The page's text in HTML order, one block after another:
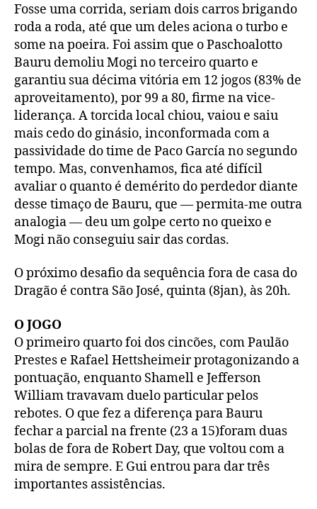
Fosse uma corrida, seriam dois carros brigando
roda a roda, até que um deles aciona o turbo e
some na poeira. Foi assim que o Paschoalotto
Bauru demoliu Mogi no terceiro quarto e
garantiu sua décima vitória em 12 jogos (83% de
aproveitamento), por 99 a 80, firme na vice-
liderança. A torcida local chiou, vaiou e saiu
mais cedo do ginásio, inconformada com a
passividade do time de Paco García no segundo
tempo. Mas, convenhamos, fica até difícil
avaliar o quanto é demérito do perdedor diante
desse timaço de Bauru, que — permita-me outra
analogia — deu um golpe certo no queixo e
Mogi não conseguiu sair das cordas.
O próximo desafio da sequência fora de casa do
Dragão é contra São José, quinta (8jan), às 20h.
O JOGO
O primeiro quarto foi dos cincões, com Paulão
Prestes e Rafael Hettsheimeir protagonizando a
pontuação, enquanto Shamell e Jefferson
William travavam duelo particular pelos
rebotes. O que fez a diferença para Bauru
fechar a parcial na frente (23 a 15)foram duas
bolas de fora de Robert Day, que voltou com a
mira de sempre. E Gui entrou para dar três
importantes assistências.